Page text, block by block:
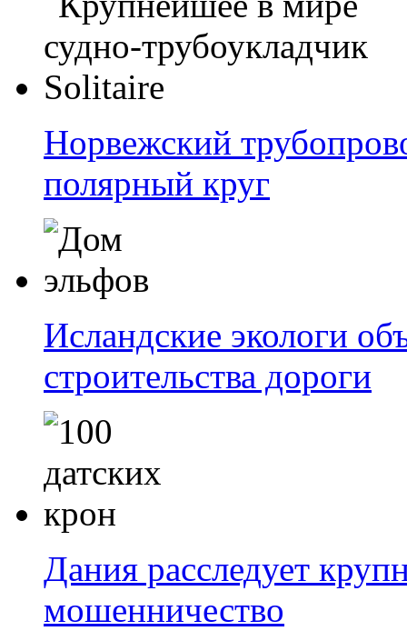
Норвежский
полярный круг
Исландские экологи
строительства дороги
Дания расследует
мошенничество